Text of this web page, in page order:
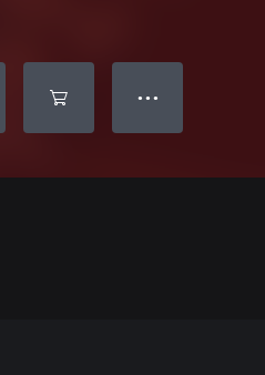
● ● ●